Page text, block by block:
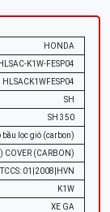
HONDA
HLSAC-K1W-FESP04
HLSACK1WFESP04
SH
SH 350
bầu lọc gió (carbon)
COVER (CARBON)
TCCS: 01|2008|HVN
K1W
XE GA